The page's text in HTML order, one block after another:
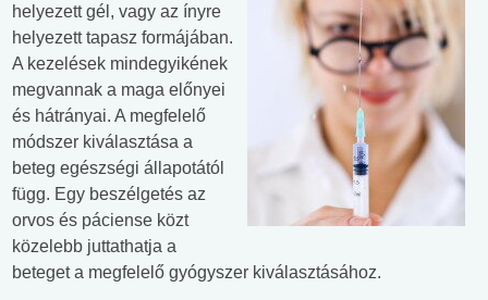
helyezett gél, vagy az ínyre
helyezett tapasz formájában.
A kezelések mindegyikének
megvannak a maga előnyei
és hátrányai. A megfelelő
módszer kiválasztása a
beteg egészségi állapotától
függ. Egy beszélgetés az
orvos és páciense közt
közelebb juttathatja a
beteget a megfelelő gyógyszer kiválasztásához.